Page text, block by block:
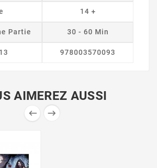
14 +
Partie 30 - 60 Min
978003570093
AIMEREZ AUSSI
 